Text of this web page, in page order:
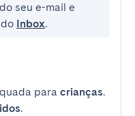
seu e-mail e
Inbox.
para crianças.
.